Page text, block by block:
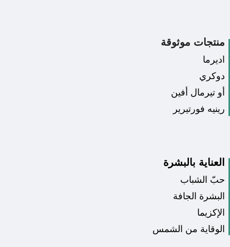
منتجات موثوقة
اديرما
دوكري
أو تيرمال أفين
رينيه فورتيرير
العناية بالبشرة
حبّ الشباب
البشرة الجافة
الإكزيما
الوقاية من الشمس